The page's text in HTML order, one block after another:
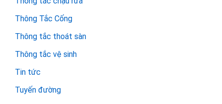
Thông Tắc Cống
Thông tắc thoát sàn
Thông tắc vệ sinh
Tin tức
Tuyến đường